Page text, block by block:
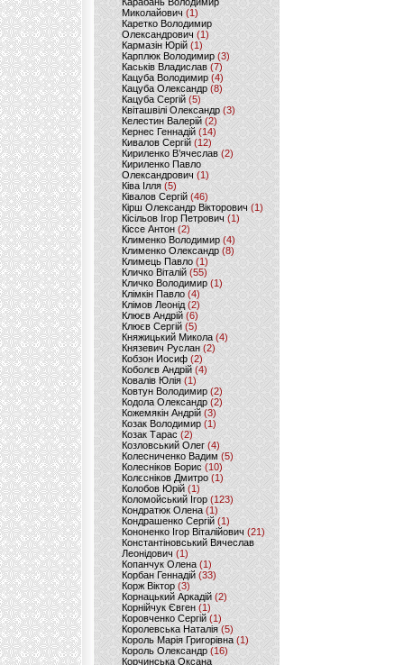
Миколайович (1)
Каретко Володимир
Олександрович (1)
Кармазін Юрій(1)
Карплюк Володимир(3)
Каськів Владислав (7)
Кацуба Володимир (4)
Кацуба Олександр (8)
Кацуба Сергій (5)
Квіташвілі Олександр(3)
Келестин Валерій(2)
Кернес Геннадій (14)
Кивалов Сергій (12)
Кириленко В’ячеслав (2)
Кириленко Павло
Олександрович (1)
Ківа Ілля (5)
Ківалов Сергій(46)
Кірш Олександр Вікторович (1)
Кісільов Ігор Петрович (1)
Кіссе Антон (2)
Клименко Володимир(4)
Клименко Олександр (8)
Климець Павло (1)
Кличко Віталій(55)
Кличко Володимир (1)
Клімкін Павло (4)
Клімов Леонід(2)
Клюєв Андрій(6)
Клюєв Сергій (5)
Княжицький Микола(4)
Князевич Руслан (2)
Кобзон Иосиф(2)
Коболєв Андрій (4)
Ковалів Юлія(1)
Ковтун Володимир (2)
Кодола Олександр (2)
Кожемякін Андрій (3)
Козак Володимир (1)
Козак Тарас (2)
Козловський Олег(4)
Колесниченко Вадим (5)
Колесніков Борис (10)
Колєсніков Дмитро (1)
Колобов Юрій (1)
Коломойський Ігор (123)
Кондратюк Олена(1)
Кондрашенко Сергій (1)
Кононенко Ігор Віталійович (21)
Константіновський Вячеслав
Леонідович (1)
Копанчук Олена (1)
Корбан Геннадій (33)
Корж Віктор (3)
Корнацький Аркадій (2)
Корнійчук Євген (1)
Коровченко Сергій (1)
Королевська Наталія(5)
Король Марія Григорівна (1)
Король Олександр (16)
Корчинська Оксана